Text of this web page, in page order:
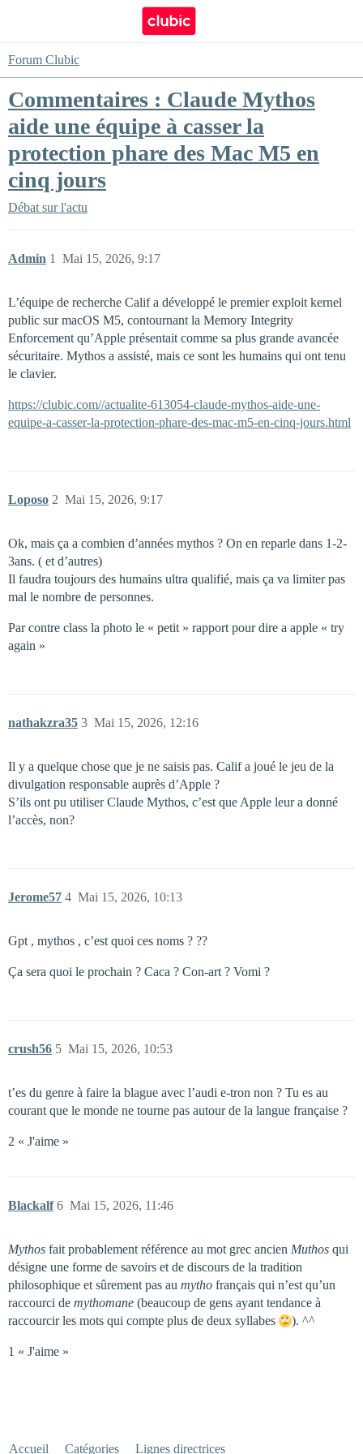
Forum Clubic
Commentaires : Claude Mythos
aide une équipe à casser la
protection phare des Mac M5 en
cinq jours
Débat sur l'actu
Admin Mai 15, 2026, 9:17
1
L’équipe de recherche Calif a développé le premier exploit kernel
public sur macOS M5, contournant la Memory Integrity
Enforcement qu’Apple présentait comme sa plus grande avancée
sécuritaire. Mythos a assisté, mais ce sont les humains qui ont tenu
le clavier.
https://clubic.com//actualite-613054-claude-mythos-aide-une-
equipe-a-casser-la-protection-phare-des-mac-m5-en-cinq-jours.html
Loposo Mai 15, 2026, 9:17
2
Ok, mais ça a combien d’années mythos ? On en reparle dans 1-2-
3ans. ( et d’autres)
Il faudra toujours des humains ultra qualifié, mais ça va limiter pas
mal le nombre de personnes.
Par contre class la photo le « petit » rapport pour dire a apple « try
again »
nathakzra35 Mai 15, 2026, 12:16
3
Il y a quelque chose que je ne saisis pas. Calif a joué le jeu de la
divulgation responsable auprès d’Apple ?
S’ils ont pu utiliser Claude Mythos, c’est que Apple leur a donné
l’accès, non?
Jerome57 Mai 15, 2026, 10:13
4
Gpt , mythos , c’est quoi ces noms ? ??
Ça sera quoi le prochain ? Caca ? Con-art ? Vomi ?
crush56 Mai 15, 2026, 10:53
5
t’es du genre à faire la blague avec l’audi e-tron non ? Tu es au
courant que le monde ne tourne pas autour de la langue française ?
2 « J'aime »
Blackalf Mai 15, 2026, 11:46
6
Mythos fait probablement référence au mot grec ancien Muthos qui
désigne une forme de savoirs et de discours de la tradition
philosophique et sûrement pas au mytho français qui n’est qu’un
raccourci de mythomane (beaucoup de gens ayant tendance à
raccourcir les mots qui compte plus de deux syllabes
). ^^
1 « J'aime »
Accueil Catégories Lignes directrices